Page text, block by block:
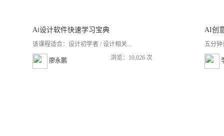
Ai设计软件快速学习宝典
该课程适合：设计初学者 / 设计相关...
廖永鹏 浏览：10,026 次
AI创
五分钟